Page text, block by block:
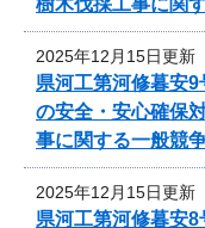
2025年12月15日更新
県河工第河修暮安
の安全・安心確保
事に関する一般競
2025年12月15日更新
県河工第河修暮安